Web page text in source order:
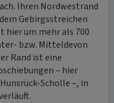
Ihren Nordwestrand
Gebirgsstreichen
hier um mehr als 700
bzw. Mitteldevon
Rand ist eine
– hier
Scholle –, in